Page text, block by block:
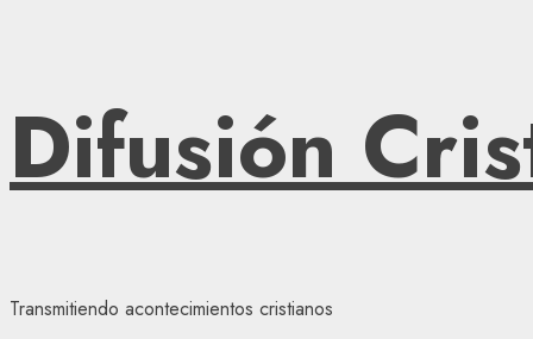
al
contenido
Difusión
Transmitiendo acontecimientos cristianos